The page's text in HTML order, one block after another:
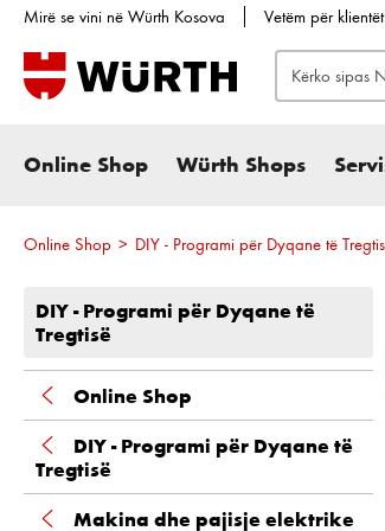
kërkimi Kalo te navigimi kryesor
Mirë se vini në Würth Kosova Vetëm për
Online Shop Würth Shops
Online Shop > DIY - Programi për Dyqane të
DIY - Programi për Dyqane të
Tregtisë
Online Shop
DIY - Programi për Dyqane të
Tregtisë
Makina dhe pajisje elektrike